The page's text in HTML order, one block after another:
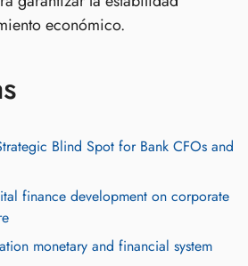
económico.
Blind Spot for Bank CFOs and
finance development on corporate
monetary and financial system